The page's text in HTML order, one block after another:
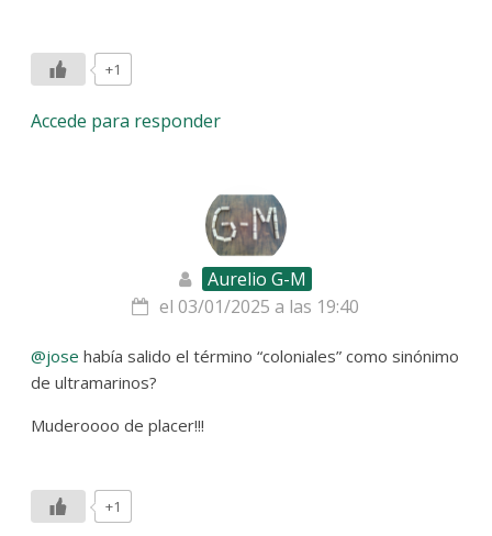
+1
Accede para responder
Aurelio G-M
el 03/01/2025 a las 19:40
@jose había salido el término “coloniales” como sinónimo
de ultramarinos?
Muderoooo de placer!!!
+1